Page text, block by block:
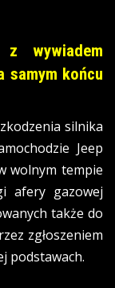
wywiadem
samym końcu
silnika
Jeep
wolnym tempie
afery gazowej
także do
zgłoszeniem
podstawach.